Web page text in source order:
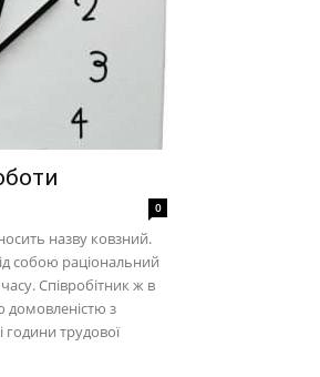
0
назву ковзний.
собою раціональний
Співробітник ж в
з
трудової